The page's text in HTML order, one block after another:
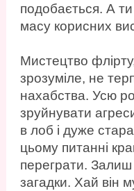
подобається. А
масу корисних
Мистецтво
зрозуміле, не
нахабства. Усю
зруйнувати
в лоб і дуже
цьому питанні
переграти. Залиш
загадки. Хай він